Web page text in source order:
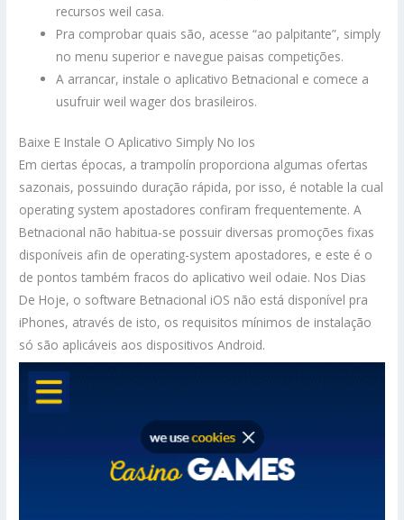
recursos weil casa.
Pra comprobar quais são, acesse “ao palpitante”, simply
no menu superior e navegue paisas competições.
A arrancar, instale o aplicativo Betnacional e comece a
usufruir weil wager dos brasileiros.
Baixe E Instale O Aplicativo Simply No Ios
Em ciertas épocas, a trampolín proporciona algumas ofertas
sazonais, possuindo duração rápida, por isso, é notable la cual
operating system apostadores confiram frequentemente. A
Betnacional não habitua-se possuir diversas promoções fixas
disponíveis afin de operating-system apostadores, e este é o
de pontos também fracos do aplicativo weil odaie. Nos Dias
De Hoje, o software Betnacional iOS não está disponível pra
iPhones, através de isto, os requisitos mínimos de instalação
só são aplicáveis aos dispositivos Android.